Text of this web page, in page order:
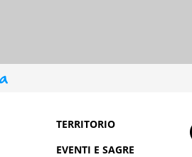
TERRITORIO
EVENTI E SAGRE